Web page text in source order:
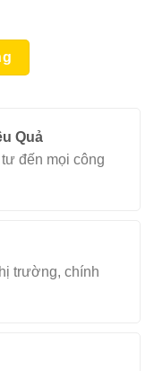
Quả
đến mọi công
trường, chính